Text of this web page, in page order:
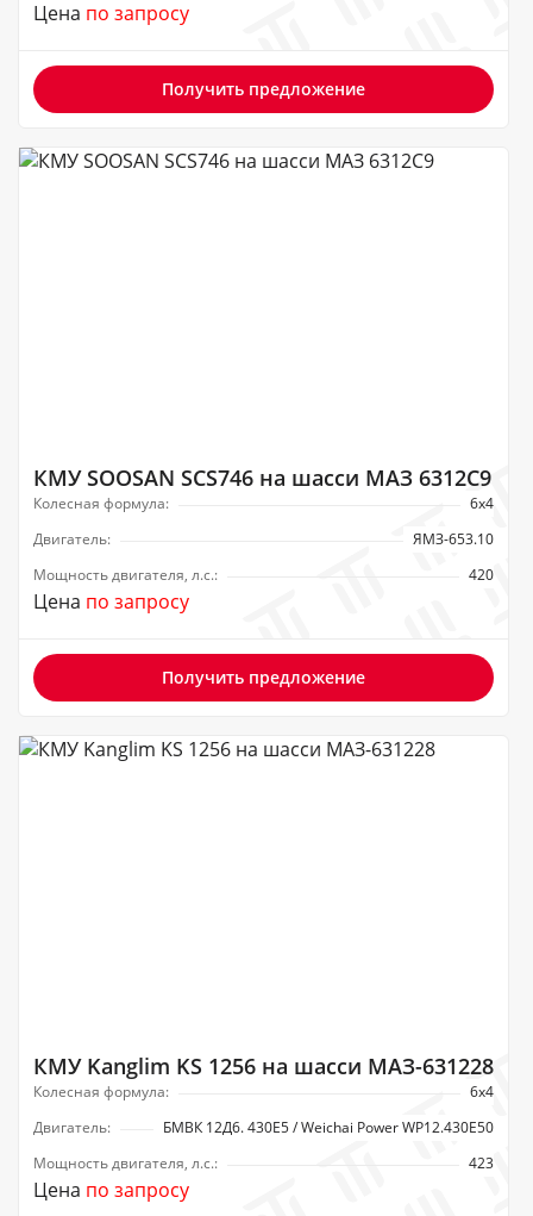
Цена по запросу
Получить предложение
КМУ SOOSAN SCS746 на шасси МАЗ 6312C9
Колесная формула:
6х4
Двигатель:
ЯМЗ-653.10
Мощность двигателя, л.с.:
420
Цена по запросу
Получить предложение
КМУ Kanglim KS 1256 на шасси МАЗ-631228
Колесная формула:
6х4
Двигатель:
БМВК 12Д6. 430Е5 / Weichai Power WP12.430E50
Мощность двигателя, л.с.:
423
Цена по запросу